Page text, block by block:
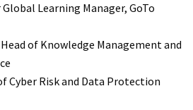
Learning Manager, GoTo
of Knowledge Management and
Cyber Risk and Data Protection